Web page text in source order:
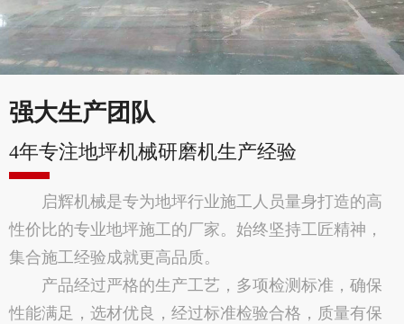
强大生产团队
4年专注地坪机械研磨机生产经验
启辉机械是专为地坪行业施工人员量身打造的高
性价比的专业地坪施工的厂家。始终坚持工匠精神，
集合施工经验成就更高品质。
产品经过严格的生产工艺，多项检测标准，确保
性能满足，选材优良，经过标准检验合格，质量有保